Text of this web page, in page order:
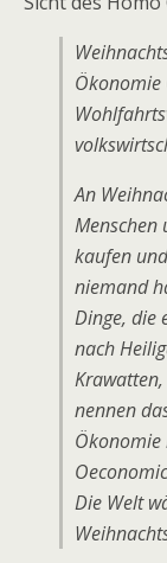
Ökonomie
An
Menschen
kaufen
niemand
Dinge, die
nach
nennen
Ökonomie
Die Welt